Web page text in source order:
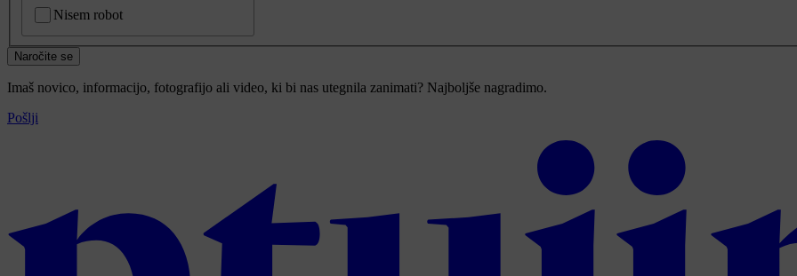
Nisem robot
Naročite se
Imaš novico, informacijo, fotografijo ali video, ki bi nas utegnila zanimati? Najboljše nagradimo.
Pošlji